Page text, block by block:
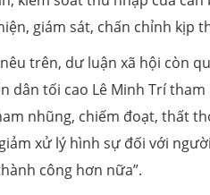
giám sát, chấn chỉnh
trên, dư luận xã hội còn
dân tối cao Lê Minh Trí
nhũng, chiếm đoạt, thất
xử lý hình sự đối với
công hơn nữa”.